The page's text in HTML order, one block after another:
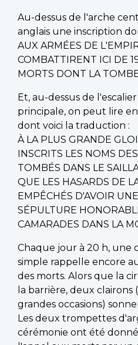
Au-dessus de l'arche
anglais une inscription
AUX ARMÉES DE
COMBATTIRENT ICI DE
MORTS DONT LA
Et, au-dessus de
principale, on peut lire
dont voici la traduction :
À LA PLUS GRANDE
INSCRITS LES NOMS
TOMBÉS DANS LE
QUE LES HASARDS DE
EMPÊCHÉS D'AVOIR
SÉPULTURE
CAMARADES DANS LA
Chaque jour à 20 h, une
simple rappelle encore
des morts. Alors que la
la barrière, deux clairons
grandes occasions)
Les deux trompettes
cérémonie ont été